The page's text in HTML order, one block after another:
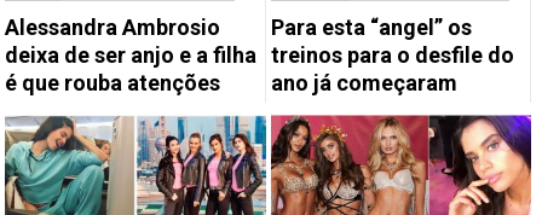
Alessandra Ambrosio
deixa de ser anjo e a filha
é que rouba atenções
Para esta “angel” os
treinos para o desfile do
ano já começaram